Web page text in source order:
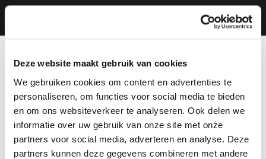
Deze website maakt gebruik van cookies
We gebruiken cookies om content en advertenties te
personaliseren, om functies voor social media te bieden
en om ons websiteverkeer te analyseren. Ook delen we
informatie over uw gebruik van onze site met onze
partners voor social media, adverteren en analyse. Deze
partners kunnen deze gegevens combineren met andere